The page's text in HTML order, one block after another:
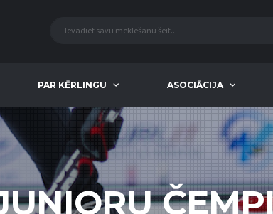
PAR KĒRLINGU ASOCIĀCIJA